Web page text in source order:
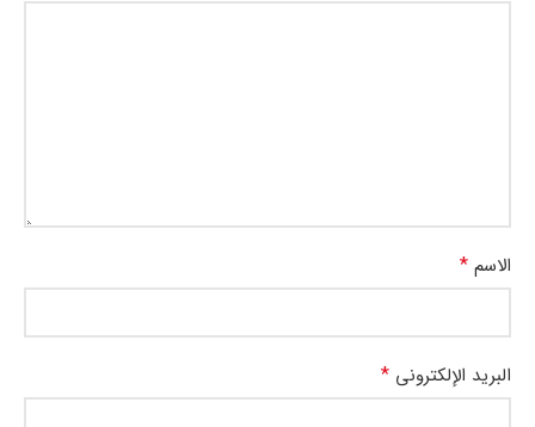
الاسم *
البريد الإلكتروني *